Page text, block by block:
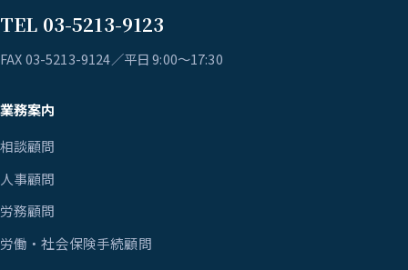
TEL 03-5213-9123
FAX 03-5213-9124／平日 9:00〜17:30
業務案内
相談顧問
人事顧問
労務顧問
労働・社会保険手続顧問